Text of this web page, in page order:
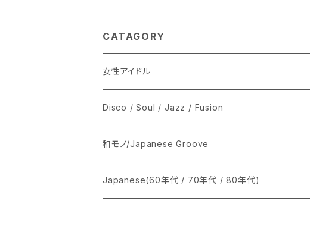
CATAGORY
女性アイドル
シングル盤
あ行
か行
LP
CD
Disco / Soul / Jazz / Fusion
シングル盤
A
12インチ・シングル
和モノ/Japanese Groove
シングル盤
Japanese(60年代 / 70年代 / 80年代)